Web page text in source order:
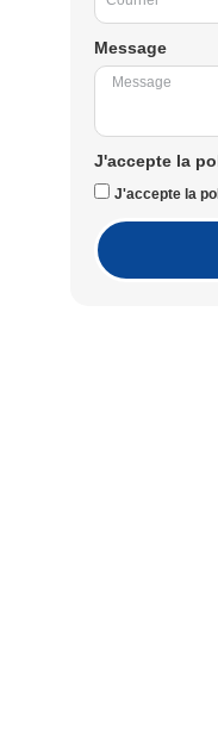
Message
J'accepte la
J'accepte la